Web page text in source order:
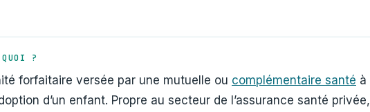
?
forfaitaire versée par une mutuelle ou complémentaire santé à
d’un enfant. Propre au secteur de l’assurance santé privée,